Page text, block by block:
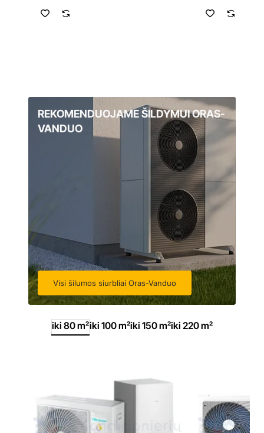
REKOMENDUOJAME ŠILDYMUI ORAS-
VANDUO
Visi šilumos siurbliai Oras-Vanduo
iki 80 m²iki 100 m²iki 150 m²iki 220 m²